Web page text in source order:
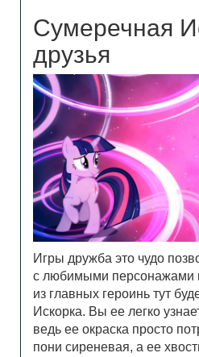
Сумеречная
друзья
Игры дружба это чудо
с любимыми персонажами
из главных героинь тут
Искорка. Вы ее легко
ведь ее окраска просто
пони сиреневая, а ее